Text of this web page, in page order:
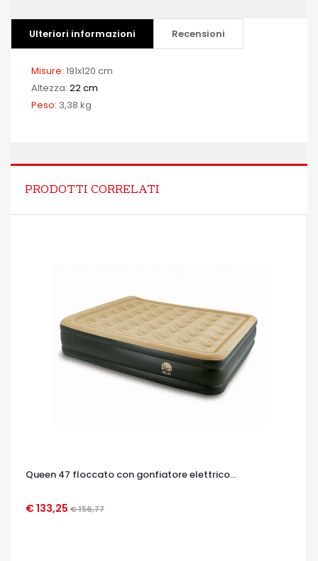
Ulteriori informazioni Recensioni
Misure: 191x120 cm
Altezza: 22 cm
Peso: 3,38 kg
PRODOTTI CORRELATI
Queen 47 floccato con gonfiatore elettrico...
€ 133,25 € 156,77
OCCHIATA VELOCE